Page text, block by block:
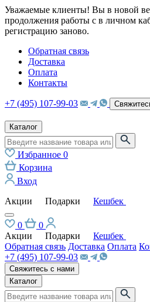
Уважаемые клиенты! Вы в новой
продолжения работы с в личном
регистрацию заново.
Обратная связь
Доставка
Оплата
Контакты
+7 (495) 107-99-03
Каталог
Избранное 0
Корзина
Вход
Акции
Подарки Кешбек
0
0
Акции
Подарки
Кешбек
Обратная связь Доставка Оплата
+7 (495) 107-99-03
Свяжитесь с нами
Каталог